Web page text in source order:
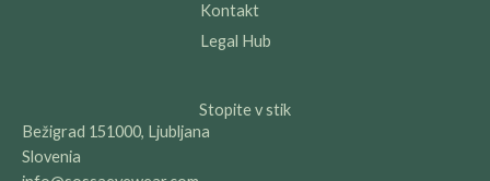
Kontakt
Legal Hub
Stopite v stik
Bežigrad 151000, Ljubljana
Slovenia